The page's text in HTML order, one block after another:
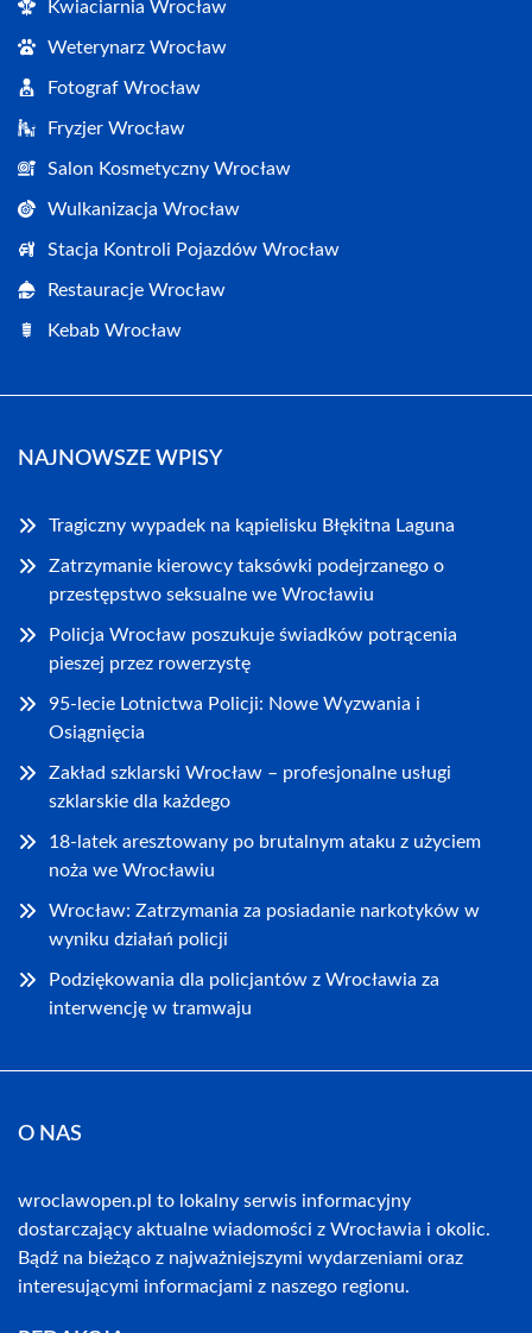
Kwiaciarnia Wrocław
Weterynarz Wrocław
Fotograf Wrocław
Fryzjer Wrocław
Salon Kosmetyczny Wrocław
Wulkanizacja Wrocław
Stacja Kontroli Pojazdów Wrocław
Restauracje Wrocław
Kebab Wrocław
NAJNOWSZE WPISY
Tragiczny wypadek na kąpielisku Błękitna Laguna
Zatrzymanie kierowcy taksówki podejrzanego o
przestępstwo seksualne we Wrocławiu
Policja Wrocław poszukuje świadków potrącenia
pieszej przez rowerzystę
95-lecie Lotnictwa Policji: Nowe Wyzwania i
Osiągnięcia
Zakład szklarski Wrocław – profesjonalne usługi
szklarskie dla każdego
18-latek aresztowany po brutalnym ataku z użyciem
noża we Wrocławiu
Wrocław: Zatrzymania za posiadanie narkotyków w
wyniku działań policji
Podziękowania dla policjantów z Wrocławia za
interwencję w tramwaju
O NAS
wroclawopen.pl to lokalny serwis informacyjny
dostarczający aktualne wiadomości z Wrocławia i okolic.
Bądź na bieżąco z najważniejszymi wydarzeniami oraz
interesującymi informacjami z naszego regionu.